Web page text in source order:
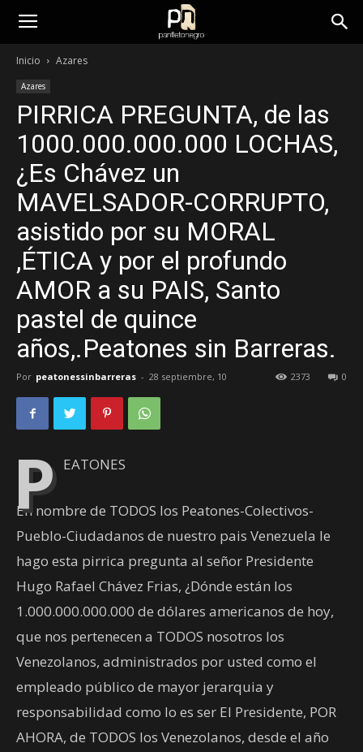
panfletonegro
Inicio Azares
Azares
PIRRICA PREGUNTA, de las
1000.000.000.000 LOCHAS,
¿Es Chávez un
MAVELSADOR-CORRUPTO,
asistido por su MORAL
,ÉTICA y por el profundo
AMOR a su PAIS, Santo
pastel de quince
años,.Peatones sin Barreras.
Por peatonessinbarreras - 28 septiembre, 10 0
2373
P EATONES
En nombre de TODOS los Peatones-Colectivos-
Pueblo-Ciudadanos de nuestro pais Venezuela le
hago esta pirrica pregunta al señor Presidente
Hugo Rafael Chávez Frias, ¿Dónde están los
1.000.000.000.000 de dólares americanos de hoy,
que nos pertenecen a TODOS nosotros los
Venezolanos, administrados por usted como el
empleado público de mayor jerarquia y
responsabilidad como lo es ser El Presidente, POR
AHORA, de TODOS los Venezolanos, desde el año